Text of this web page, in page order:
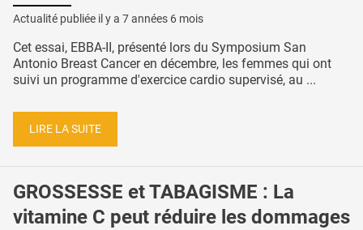
Actualité publiée il y a 7 années 6 mois
Cet essai, EBBA-II, présenté lors du Symposium San
Antonio Breast Cancer en décembre, les femmes qui ont
suivi un programme d'exercice cardio supervisé, au ...
LIRE LA SUITE
GROSSESSE et TABAGISME : La
vitamine C peut réduire les dommages